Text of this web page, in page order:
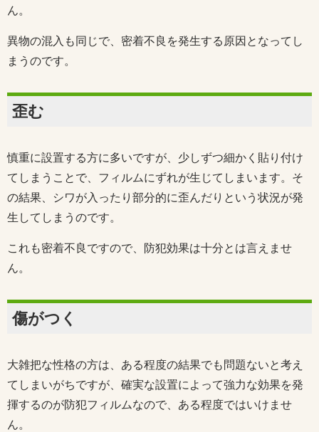
ん。
異物の混入も同じで、密着不良を発生する原因となってし
まうのです。
歪む
慎重に設置する方に多いですが、少しずつ細かく貼り付け
てしまうことで、フィルムにずれが生じてしまいます。そ
の結果、シワが入ったり部分的に歪んだりという状況が発
生してしまうのです。
これも密着不良ですので、防犯効果は十分とは言えませ
ん。
傷がつく
大雑把な性格の方は、ある程度の結果でも問題ないと考え
てしまいがちですが、確実な設置によって強力な効果を発
揮するのが防犯フィルムなので、ある程度ではいけませ
ん。